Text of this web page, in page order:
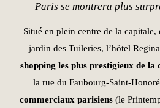
Paris se montrera plus
Situé en plein centre de la
jardin des Tuileries, l’hôtel
shopping les plus prestigieux de la
la rue du Faubourg-Saint-
commerciaux parisiens (le